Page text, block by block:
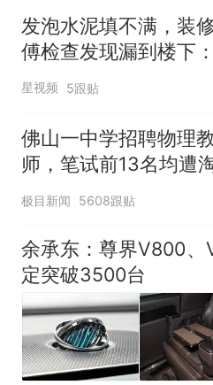
核查
力已达15
热
那个在
因老师一
发泡水泥填不满，装
傅检查发现漏到楼下
风口未延伸到外墙
星视频 5跟贴
佛山一中学招聘物理
师，笔试前13名均遭
汰？教育局：已叫停招
极目新闻 5608跟贴
余承东：尊界V800
定突破3500台